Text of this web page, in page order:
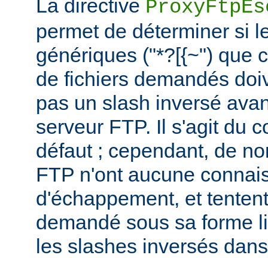
La directive
permet de déterminer si
génériques ("*?[{~") que
de fichiers demandés
pas un slash inversé
serveur FTP. Il s'agit du
défaut ; cependant, de
FTP n'ont aucune
d'échappement, et
demandé sous sa forme
les slashes inversés